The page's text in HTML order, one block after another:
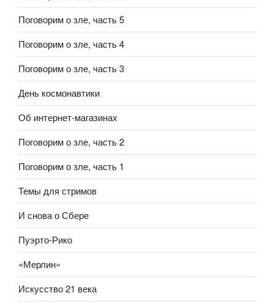
Поговорим о зле, часть 5
Поговорим о зле, часть 4
Поговорим о зле, часть 3
День космонавтики
Об интернет-магазинах
Поговорим о зле, часть 2
Поговорим о зле, часть 1
Темы для стримов
И снова о Сбере
Пуэрто-Рико
«Мерлин»
Искусство 21 века